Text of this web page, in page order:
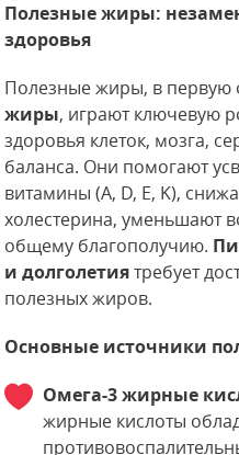
Полезные жиры:
здоровья
Полезные жиры, в первую
жиры, играют ключевую
здоровья клеток, мозга,
баланса. Они помогают
витамины (A, D, E, K),
холестерина, уменьшают
общему благополучию.
и долголетиятребует
полезных жиров.
Основные источники
Омега-3 жирные
жирные кислоты